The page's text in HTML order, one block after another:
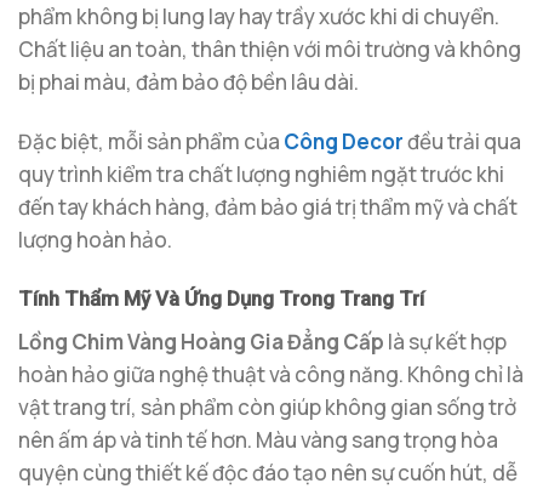
phẩm không bị lung lay hay trầy xước khi di chuyển.
Chất liệu an toàn, thân thiện với môi trường và không
bị phai màu, đảm bảo độ bền lâu dài.
Đặc biệt, mỗi sản phẩm của Công Decorđều trải qua
quy trình kiểm tra chất lượng nghiêm ngặt trước khi
đến tay khách hàng, đảm bảo giá trị thẩm mỹ và chất
lượng hoàn hảo.
Tính Thẩm Mỹ Và Ứng Dụng Trong Trang Trí
Lồng Chim Vàng Hoàng Gia Đẳng Cấp là sự kết hợp
hoàn hảo giữa nghệ thuật và công năng. Không chỉ là
vật trang trí, sản phẩm còn giúp không gian sống trở
nên ấm áp và tinh tế hơn. Màu vàng sang trọng hòa
quyện cùng thiết kế độc đáo tạo nên sự cuốn hút, dễ